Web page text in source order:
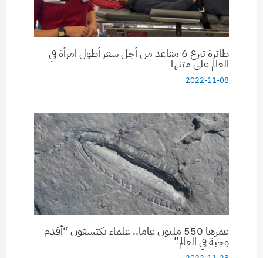
طائرة تنزع 6 مقاعد من أجل سفر أطول امرأة في
العالم على متنها
2022-11-08
عمرها 550 مليون عاما.. علماء يكتشفون “أقدم
وجبة في العالم”